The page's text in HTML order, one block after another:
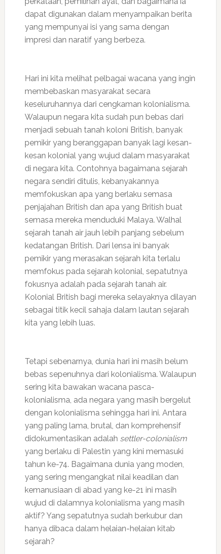
dapat digunakan dalam menyampaikan berita
yang mempunyai isi yang sama dengan
impresi dan naratif yang berbeza.
Hari ini kita melihat pelbagai wacana yang ingin
membebaskan masyarakat secara
keseluruhannya dari cengkaman kolonialisma.
Walaupun negara kita sudah pun bebas dari
menjadi sebuah tanah koloni British, banyak
pemikir yang beranggapan banyak lagi kesan-
kesan kolonial yang wujud dalam masyarakat
di negara kita. Contohnya bagaimana sejarah
negara sendiri ditulis, kebanyakannya
memfokuskan apa yang berlaku semasa
penjajahan British dan apa yang British buat
semasa mereka menduduki Malaya. Walhal
sejarah tanah air jauh lebih panjang sebelum
kedatangan British. Dari lensa ini banyak
pemikir yang merasakan sejarah kita terlalu
memfokus pada sejarah kolonial, sepatutnya
fokusnya adalah pada sejarah tanah air.
Kolonial British bagi mereka selayaknya dilayan
sebagai titik kecil sahaja dalam lautan sejarah
kita yang lebih luas.
Tetapi sebenarnya, dunia hari ini masih belum
bebas sepenuhnya dari kolonialisma. Walaupun
sering kita bawakan wacana pasca-
kolonialisma, ada negara yang masih bergelut
dengan kolonialisma sehingga hari ini. Antara
yang paling lama, brutal, dan komprehensif
didokumentasikan adalah settler-colonialism
yang berlaku di Palestin yang kini memasuki
tahun ke-74. Bagaimana dunia yang moden,
yang sering mengangkat nilai keadilan dan
kemanusiaan di abad yang ke-21 ini masih
wujud di dalamnya kolonialisma yang masih
aktif? Yang sepatutnya sudah berkubur dan
hanya dibaca dalam helaian-helaian kitab
sejarah?